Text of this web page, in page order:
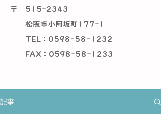
〒
515-2343
松阪市小阿坂町177-1
TEL：0598-58-1232
​ FAX：0598-58-1233
記事